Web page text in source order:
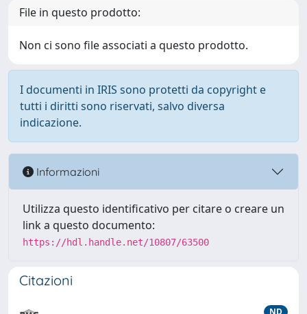
File in questo prodotto:
Non ci sono file associati a questo prodotto.
I documenti in IRIS sono protetti da copyright e
tutti i diritti sono riservati, salvo diversa
indicazione.
Informazioni
Utilizza questo identificativo per citare o creare un
link a questo documento:
https://hdl.handle.net/10807/63500
Citazioni